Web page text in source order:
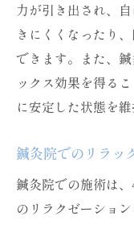
力が引き出され、
きにくくなったり
できます。また、
ックス効果を得る
に安定した状態を
鍼灸院でのリラッ
鍼灸院での施術は
のリラクゼーショ